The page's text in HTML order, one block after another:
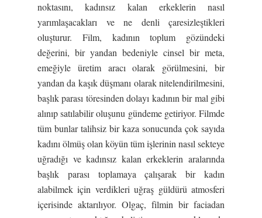
noktasını, kadınsız kalan erkeklerin nasıl
yarımlaşacakları ve ne denli çaresizleştikleri
oluşturur. Film, kadının toplum gözündeki
değerini, bir yandan bedeniyle cinsel bir meta,
emeğiyle üretim aracı olarak görülmesini, bir
yandan da kaşık düşmanı olarak nitelendirilmesini,
başlık parası töresinden dolayı kadının bir mal gibi
alınıp satılabilir oluşunu gündeme getiriyor. Filmde
tüm bunlar talihsiz bir kaza sonucunda çok sayıda
kadını ölmüş olan köyün tüm işlerinin nasıl sekteye
uğradığı ve kadınsız kalan erkeklerin aralarında
başlık parası toplamaya çalışarak bir kadın
alabilmek için verdikleri uğraş güldürü atmosferi
içerisinde aktarılıyor. Olgaç, filmin bir faciadan